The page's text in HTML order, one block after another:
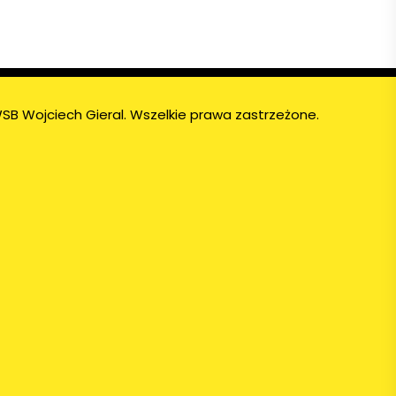
Wojciech Gieral. Wszelkie prawa zastrzeżone.